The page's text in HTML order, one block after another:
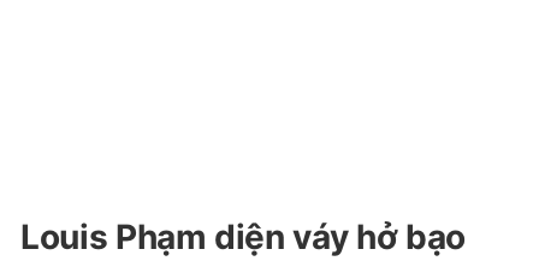
Louis Phạm diện váy hở bạo